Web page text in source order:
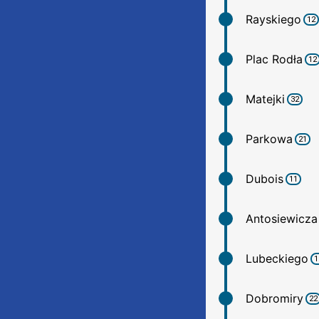
Rayskiego 12
Plac Rodła 12
Matejki 32
Parkowa 21
Dubois 11
Antosiewicza
Lubeckiego
Dobromiry 22